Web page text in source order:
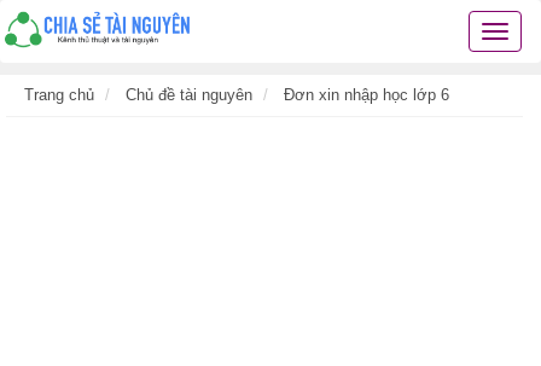
Chia
Trang chủ Chủ đề tài nguyên Đơn xin nhập học lớp 6